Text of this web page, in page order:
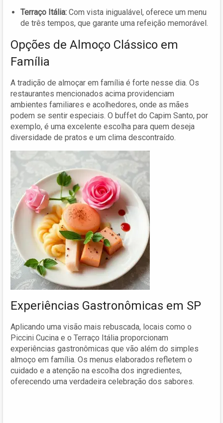
Terraço Itália: Com vista inigualável, oferece um menu
de três tempos, que garante uma refeição memorável.
Opções de Almoço Clássico em
Família
A tradição de almoçar em família é forte nesse dia. Os
restaurantes mencionados acima providenciam
ambientes familiares e acolhedores, onde as mães
podem se sentir especiais. O buffet do Capim Santo, por
exemplo, é uma excelente escolha para quem deseja
diversidade de pratos e um clima descontraído.
Experiências Gastronômicas em SP
Aplicando uma visão mais rebuscada, locais como o
Piccini Cucina e o Terraço Itália proporcionam
experiências gastronômicas que vão além do simples
almoço em família. Os menus elaborados refletem o
cuidado e a atenção na escolha dos ingredientes,
oferecendo uma verdadeira celebração dos sabores.